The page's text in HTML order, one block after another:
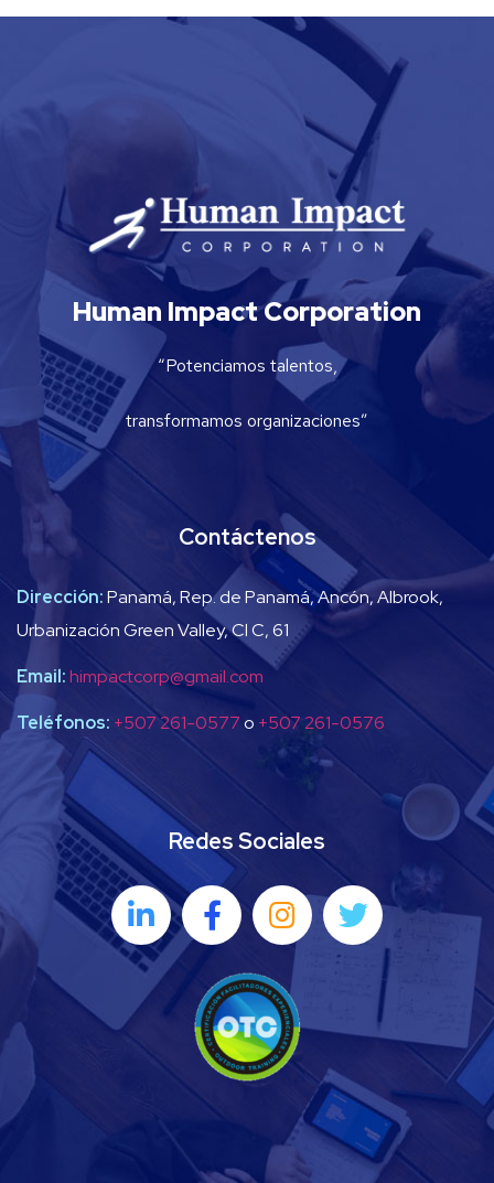
Human Impact Corporation
“Potenciamos talentos,
transformamos organizaciones”
Contáctenos
Dirección:Panamá, Rep. de Panamá, Ancón, Albrook,
Urbanización Green Valley, Cl C, 61
Email:himpactcorp@gmail.com
Teléfonos: +507 261-0577o +507 261-0576
Redes Sociales